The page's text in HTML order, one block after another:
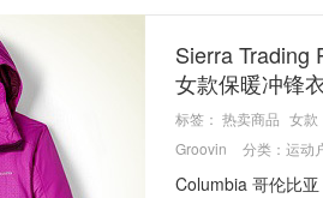
Sierra Trading
女款保暖冲锋
标签： 热卖商品 女款
Groovin
分类： 运动
Columbia 哥伦比